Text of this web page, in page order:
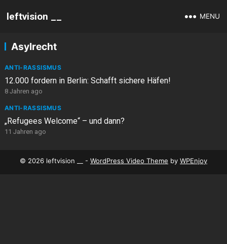
leftvision __ MENU
Asylrecht
ANTI-RASSISMUS
12.000 fordern in Berlin: Schafft sichere Häfen!
8 Jahren ago
ANTI-RASSISMUS
„Refugees Welcome“ – und dann?
11 Jahren ago
© 2026 leftvision __ - WordPress Video Theme by WPEnjoy